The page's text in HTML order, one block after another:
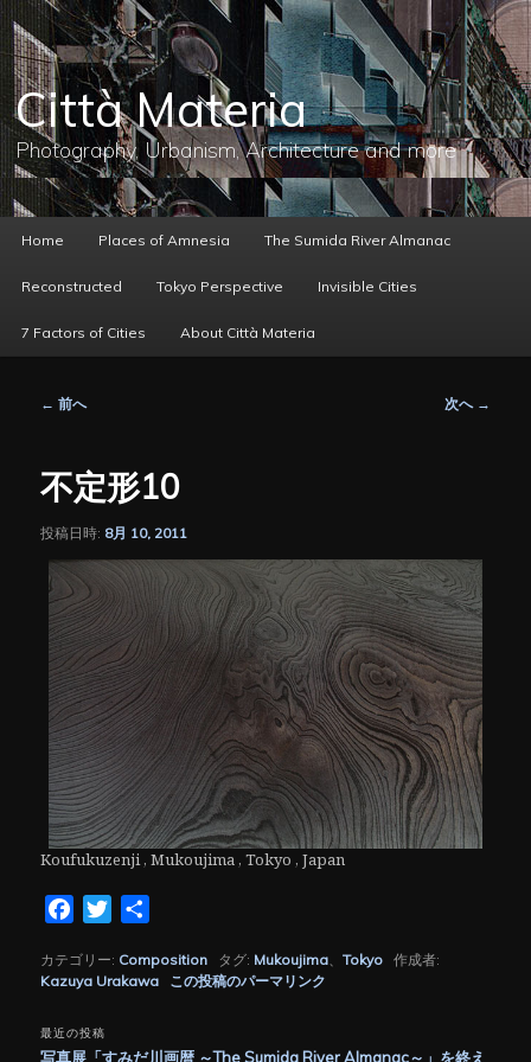
メ
イ
ン
コ
ン
テ
ン
へ
移
動
Città Materia
Photography, Urbanism, Architecture and more
ー
Home Places of Amnesia The Sumida River Almanac
Reconstructed Tokyo Perspective Invisible Cities
7 Factors of Cities About Città Materia
ビ
ゲ
シ
ョ
ン
← 前へ 次へ →
不定形10
投稿日時: 8月 10, 2011
Koufukuzenji , Mukoujima , Tokyo , Japan
FacebookTwitter
カテゴリー: Composition タグ: Mukoujima 、Tokyo 作成者:
Kazuya Urakawa
この投稿のパーマリンク
最近の投稿
写真展「すみだ川画暦 ～The Sumida River Almanac～」を終え